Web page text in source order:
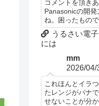
コメントを頂き
Panasonicの開
ね。困ったもので
うるさい電
には
mm
2026/04/
これほんとイラ
たレンジがパナ
せないことが分